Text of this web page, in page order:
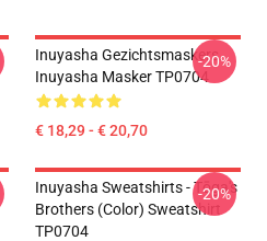
Inuyasha Gezichtsmaskers.
Inuyasha Masker TP0704
€ 18,29 - € 20,70
-20%
Inuyasha Sweatshirts - Tōga's
Brothers (color) Sweatshirt
TP0704
-20%